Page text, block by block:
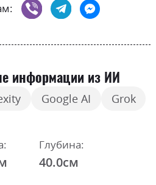
информации из ИИ
Google AI Grok
Глубина:
40.0см